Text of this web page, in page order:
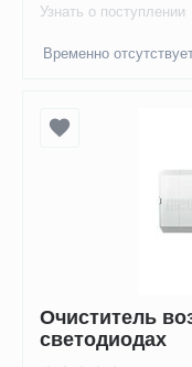
Узнать о поступлении
Временно
Очиститель
светодиодах